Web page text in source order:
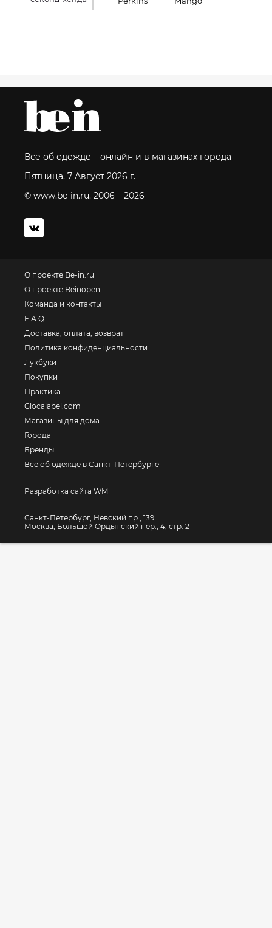
Все об одежде – онлайн и в магазинах города
Пятница, 7 Август 2026 г.
© www.be-in.ru. 2006 – 2026
О проекте Be-in.ru
О проекте Beinopen
Команда и контакты
F.A.Q.
Доставка, оплата, возврат
Политика конфиденциальности
Лукбуки
Покупки
Практика
Glocalabel.com
Магазины для дома
Города
Бренды
Все об одежде в Санкт-Петербурге
Разработка сайта WM
Санкт-Петербург, Невский пр., 139
Москва, Большой Ордынский пер., 4, стр. 2